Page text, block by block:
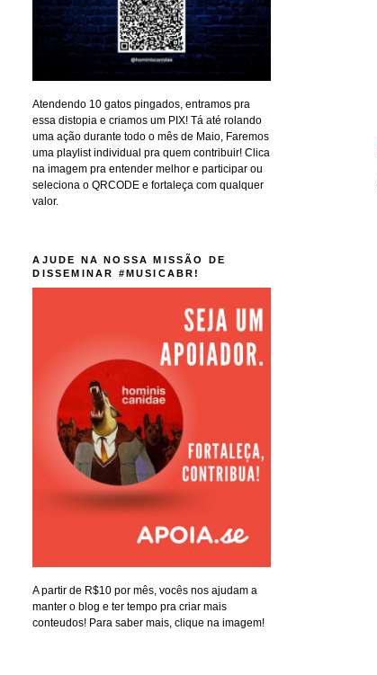
Atendendo 10 gatos pingados, entramos pra
essa distopia e criamos um PIX! Tá até rolando
uma ação durante todo o mês de Maio, Faremos
uma playlist individual pra quem contribuir! Clica
na imagem pra entender melhor e participar ou
seleciona o QRCODE e fortaleça com qualquer
valor.
AJUDE NA NOSSA MISSÃO DE
DISSEMINAR #MUSICABR!
A partir de R$10 por mês, vocês nos ajudam a
manter o blog e ter tempo pra criar mais
conteudos! Para saber mais, clique na imagem!